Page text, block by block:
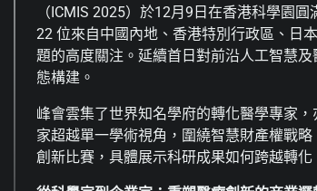
（ICMIS 2025）於12月9日在香港科學園
22 位來自中國內地、香港特別行政區、日
題的高度關注。延續首日對前沿人工智慧
態構建。
峰會雲集了世界知名學府的轉化醫學專家
家超越單一學術視角，圍繞智慧財產權戰
創新比賽，具體展示科研成果如何跨越轉